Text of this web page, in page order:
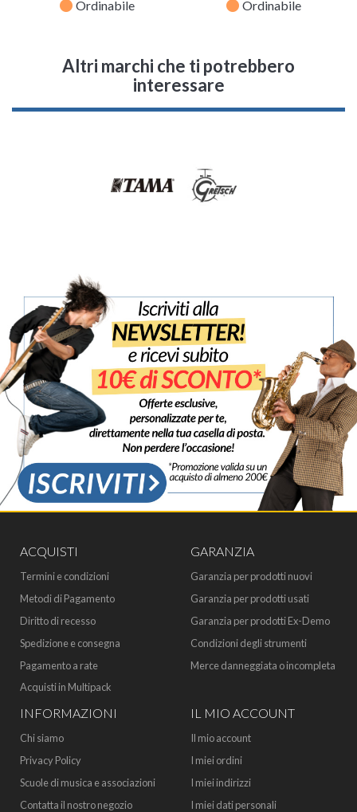
fiber_manual_record Ordinabile fiber_manual_record Ordinabile
Altri marchi che ti potrebbero
interessare
ACQUISTI
Termini e condizioni
Metodi di Pagamento
Diritto di recesso
Spedizione e consegna
Pagamento a rate
Acquisti in Multipack
GARANZIA
Garanzia per prodotti nuovi
Garanzia per prodotti usati
Garanzia per prodotti Ex-Demo
Condizioni degli strumenti
Merce danneggiata o incompleta
INFORMAZIONI
Chi siamo
Privacy Policy
Scuole di musica e associazioni
Contatta il nostro negozio
IL MIO ACCOUNT
Il mio account
I miei ordini
I miei indirizzi
I miei dati personali